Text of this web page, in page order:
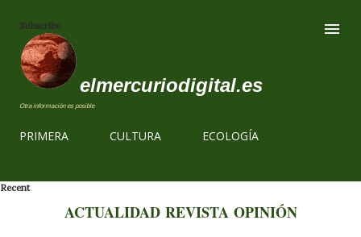
Subscribe
elmercuriodigital.es
Otra información es posible
PRIMERA CULTURA ECOLOGÍA
Recent
ACTUALIDAD REVISTA OPINIÓN